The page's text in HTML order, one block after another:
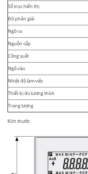
Số trục hiển thị
Độ phân giải
Ngõ ra
Nguồn cấp
Công suất
Ngõ vào
Nhiệt độ làm việc
Thiết bị đo tương thích
Trọng lượng
Kích thước: